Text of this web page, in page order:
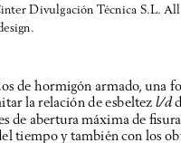
de hormigón armado, una
la relación de esbeltez l/d
de abertura máxima de
tiempo y también con los
Divulgación Técnica S.L. All